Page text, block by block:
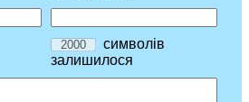
символів
залишилося